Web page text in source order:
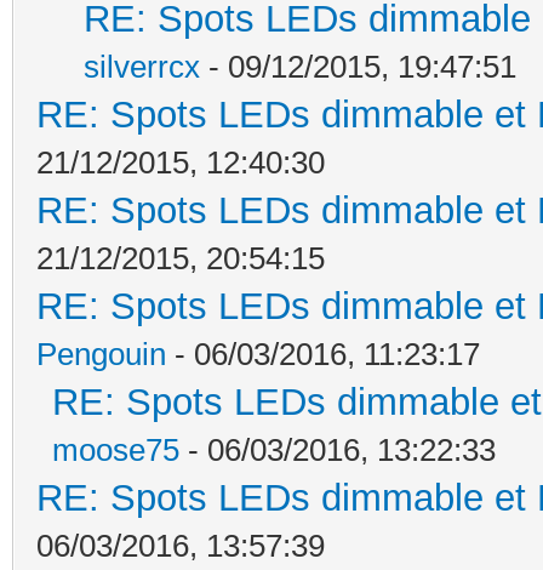
RE: Spots LEDs
silverrcx - 09/12/2015, 19:47:51
RE: Spots LEDs dimmable
21/12/2015, 12:40:30
RE: Spots LEDs dimmable
21/12/2015, 20:54:15
RE: Spots LEDs dimmable
Pengouin - 06/03/2016, 11:23:17
RE: Spots LEDs dimmable
moose75 - 06/03/2016, 13:22:33
RE: Spots LEDs dimmable
06/03/2016, 13:57:39